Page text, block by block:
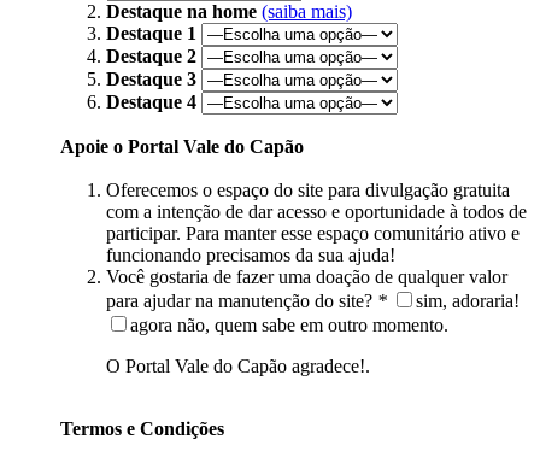
Destaque na home (saiba mais)
Destaque 1
Destaque 2
Destaque 3
Destaque 4
Apoie o Portal Vale do Capão
Oferecemos o espaço do site para divulgação gratuita
com a intenção de dar acesso e oportunidade à todos de
participar. Para manter esse espaço comunitário ativo e
funcionando precisamos da sua ajuda!
Você gostaria de fazer uma doação de qualquer valor
para ajudar na manutenção do site? *
sim, adoraria!
agora não, quem sabe em outro momento.
O Portal Vale do Capão agradece!.
Termos e Condições